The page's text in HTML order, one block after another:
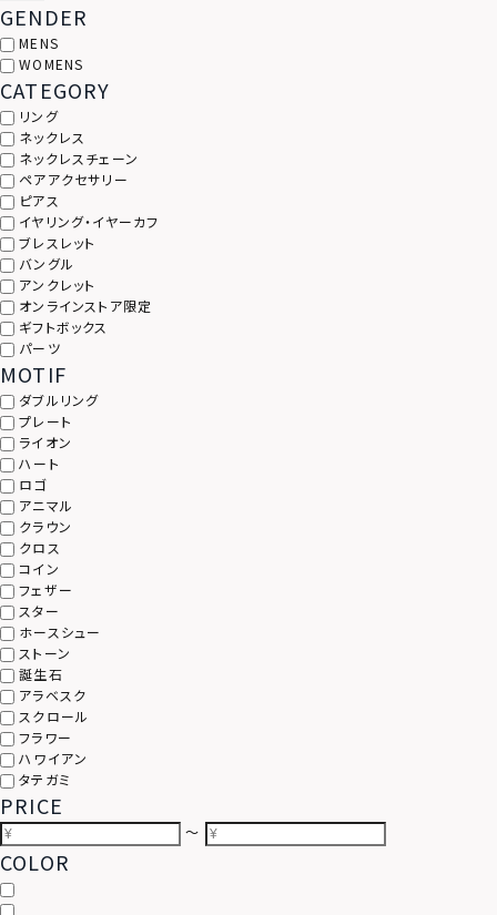
GENDER
MENS
WOMENS
CATEGORY
リング
ネックレス
ネックレスチェーン
ペアアクセサリー
ピアス
イヤリング・イヤーカフ
ブレスレット
バングル
アンクレット
オンラインストア限定
ギフトボックス
パーツ
MOTIF
ダブルリング
プレート
ライオン
ハート
ロゴ
アニマル
クラウン
クロス
コイン
フェザー
スター
ホースシュー
ストーン
誕生石
アラベスク
スクロール
フラワー
ハワイアン
タテガミ
PRICE
〜
COLOR